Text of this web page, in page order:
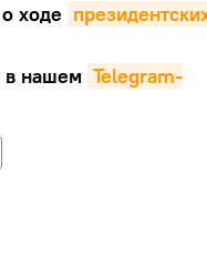
ходе
в нашем Telegram-